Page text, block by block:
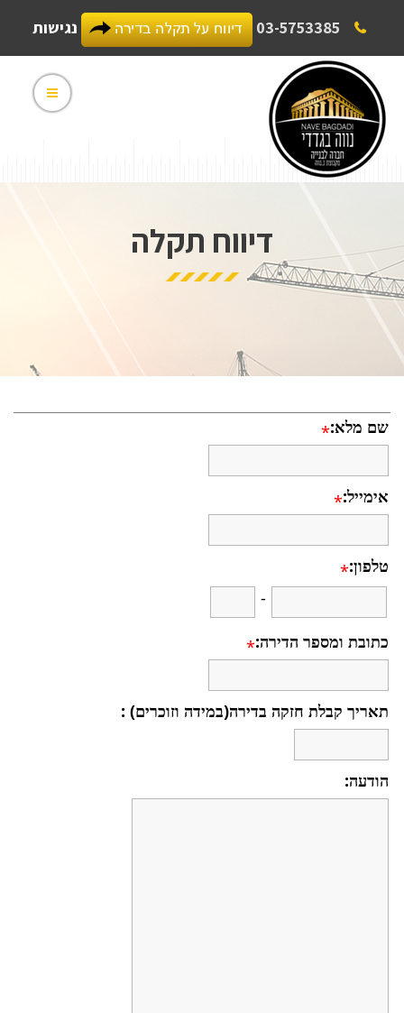
03-5753385 נגישות
דיווח תקלה
שם מלא:*
אימייל:*
טלפון:*
-
כתובת ומספר הדירה:*
תאריך קבלת חזקה בדירה(במידה וזוכרים) :
הודעה: